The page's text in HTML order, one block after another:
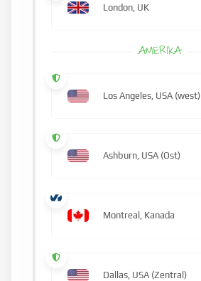
London, UK
AMERIKA
Los Angeles, USA (west)
Ashburn, USA (Ost)
Montreal, Kanada
Dallas, USA (Zentral)